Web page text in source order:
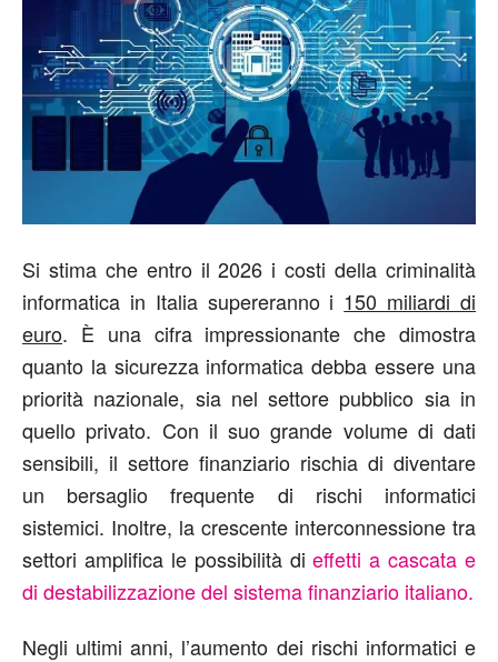
Si stima che entro il 2026 i costi della criminalità
informatica in Italia supereranno i 150 miliardi di
euro. È una cifra impressionante che dimostra
quanto la sicurezza informatica debba essere una
priorità nazionale, sia nel settore pubblico sia in
quello privato. Con il suo grande volume di dati
sensibili, il settore finanziario rischia di diventare
un bersaglio frequente di rischi informatici
sistemici. Inoltre, la crescente interconnessione tra
settori amplifica le possibilità dieffetti a cascata e
di destabilizzazione del sistema finanziario italiano.
Negli ultimi anni, l’aumento dei rischi informatici e